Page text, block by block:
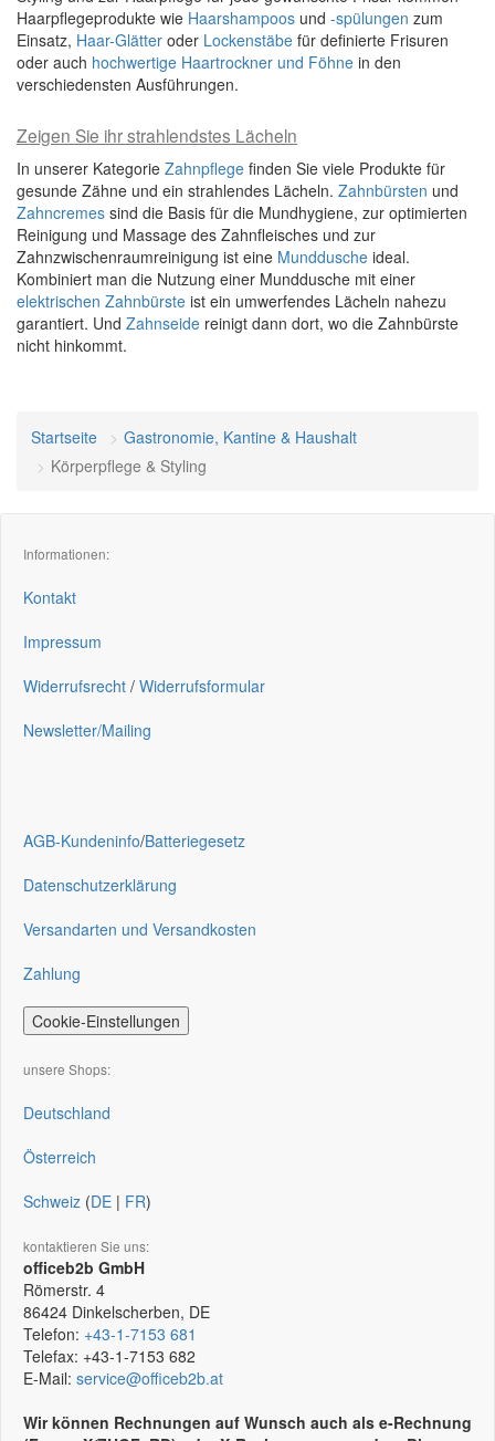
Haarpflegeprodukte wie Haarshampoos und -spülungen zum
Einsatz, Haar-Glätter oder Lockenstäbe für definierte Frisuren
oder auch hochwertige Haartrockner und Föhne in den
verschiedensten Ausführungen.
Zeigen Sie ihr strahlendstes Lächeln
In unserer Kategorie Zahnpflege finden Sie viele Produkte für
gesunde Zähne und ein strahlendes Lächeln. Zahnbürsten und
Zahncremes sind die Basis für die Mundhygiene, zur optimierten
Reinigung und Massage des Zahnfleisches und zur
Zahnzwischenraumreinigung ist eine Munddusche ideal.
Kombiniert man die Nutzung einer Munddusche mit einer
elektrischen Zahnbürste ist ein umwerfendes Lächeln nahezu
garantiert. Und Zahnseide reinigt dann dort, wo die Zahnbürste
nicht hinkommt.
Startseite
Gastronomie, Kantine & Haushalt
Körperpflege & Styling
Informationen:
Kontakt
Impressum
Widerrufsrecht / Widerrufsformular
Newsletter/Mailing
AGB-Kundeninfo/Batteriegesetz
Datenschutzerklärung
Versandarten und Versandkosten
Zahlung
Cookie-Einstellungen
unsere Shops:
Deutschland
Österreich
Schweiz (DE | FR)
kontaktieren Sie uns:
officeb2b GmbH
Römerstr. 4
86424 Dinkelscherben, DE
Telefon: +43-1-7153 681
Telefax: +43-1-7153 682
E-Mail: service@officeb2b.at
Wir können Rechnungen auf Wunsch auch als e-Rechnung